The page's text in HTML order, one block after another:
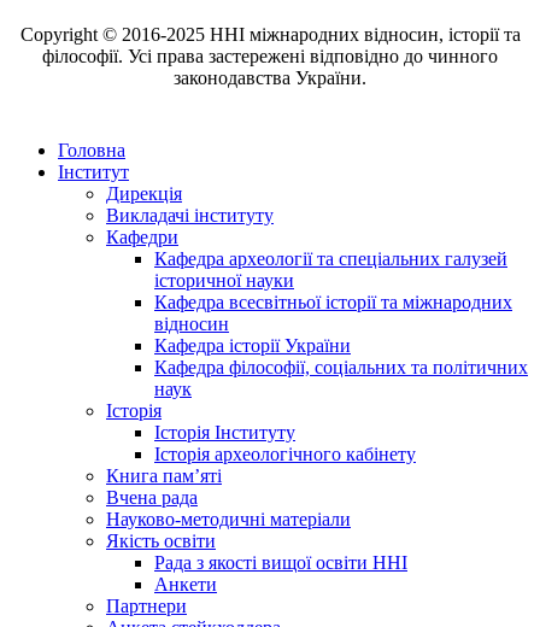
Copyright © 2016-2025 ННІ міжнародних відносин, історії та
філософії. Усі права застережені відповідно до чинного
законодавства України.
Головна
Інститут
Дирекція
Викладачі інституту
Кафедри
Кафедра археології та спеціальних галузей
історичної науки
Кафедра всесвітньої історії та міжнародних
відносин
Кафедра історії України
Кафедра філософії, соціальних та політичних
наук
Історія
Історія Інституту
Історія археологічного кабінету
Книга памʼяті
Вчена рада
Науково-методичні матеріали
Якість освіти
Рада з якості вищої освіти ННІ
Анкети
Партнери